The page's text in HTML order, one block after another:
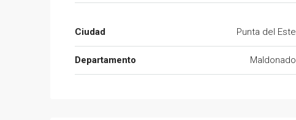
Ciudad Punta del Este
Departamento Maldonado